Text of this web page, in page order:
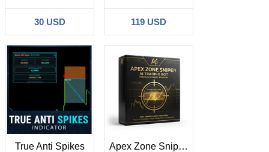
30 USD 119 USD
True Anti Spikes Apex Zone Sniper MT5 EA